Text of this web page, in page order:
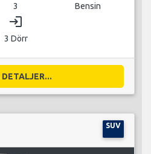
3 Bensin
login
3 Dörr
SUV